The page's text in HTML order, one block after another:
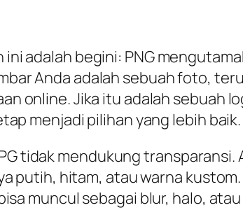
adalah begini: PNG
Anda adalah sebuah foto,
online. Jika itu adalah sebuah
menjadi pilihan yang lebih baik.
tidak mendukung
putih, hitam, atau warna
muncul sebagai blur, halo,